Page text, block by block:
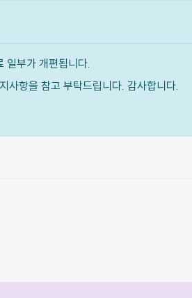
일부가 개편됩니다.
사항을 참고 부탁드립니다. 감사합니다.